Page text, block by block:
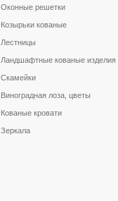
Оконные решетки
Козырьки кованые
Лестницы
Ландшафтные кованые изделия
Скамейки
Виноградная лоза, цветы
Кованые кровати
Зеркала